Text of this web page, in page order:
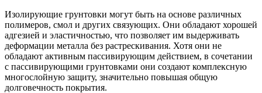
Изолирующие грунтовки могут быть на основе различных
полимеров, смол и других связующих. Они обладают хорошей
адгезией и эластичностью, что позволяет им выдерживать
деформации металла без растрескивания. Хотя они не
обладают активным пассивирующим действием, в сочетании
с пассивирующими грунтовками они создают комплексную
многослойную защиту, значительно повышая общую
долговечность покрытия.